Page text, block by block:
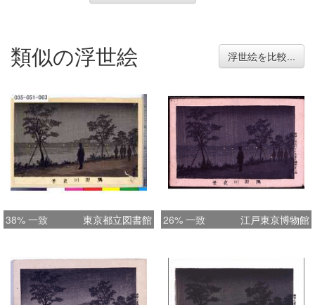
類似の浮世絵 浮世絵を比較...
38% 一致 東京都立図書館 26% 一致 江戸東京博物館